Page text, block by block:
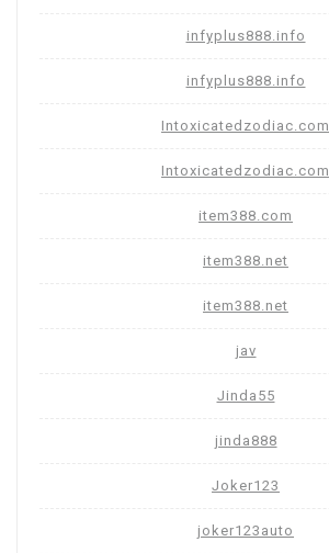
infyplus888.info
infyplus888.info
Intoxicatedzodiac.com
Intoxicatedzodiac.com
item388.com
item388.net
item388.net
jav
Jinda55
jinda888
Joker123
joker123auto